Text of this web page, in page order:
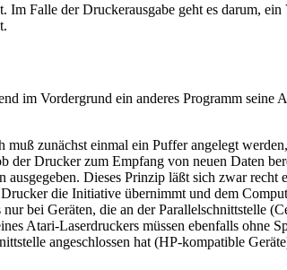
Falle der Druckerausgabe geht es darum,
im Vordergrund ein anderes Programm seine
zunächst einmal ein Puffer angelegt
Drucker zum Empfang von neuen Daten
Dieses Prinzip läßt sich zwar
die Initiative übernimmt und dem
bei Geräten, die an der Parallelschnittstelle
Atari-Laserdruckers müssen ebenfalls ohne
angeschlossen hat (HP-kompatible